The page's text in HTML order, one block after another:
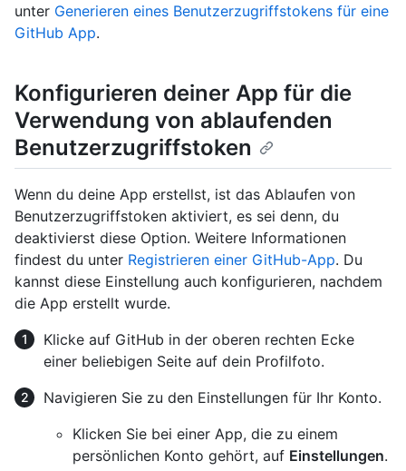
unter Generieren eines Benutzerzugriffstokens für eine
GitHub App.
Konfigurieren deiner App für die
Verwendung von ablaufenden
Benutzerzugriffstoken
Wenn du deine App erstellst, ist das Ablaufen von
Benutzerzugriffstoken aktiviert, es sei denn, du
deaktivierst diese Option. Weitere Informationen
findest du unter Registrieren einer GitHub-App. Du
kannst diese Einstellung auch konfigurieren, nachdem
die App erstellt wurde.
Klicke auf GitHub in der oberen rechten Ecke
einer beliebigen Seite auf dein Profilfoto.
Navigieren Sie zu den Einstellungen für Ihr Konto.
Klicken Sie bei einer App, die zu einem
persönlichen Konto gehört, auf Einstellungen.